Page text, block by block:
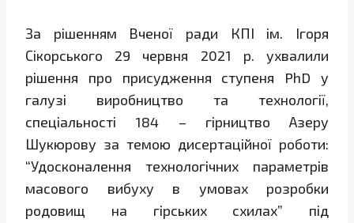
За рішенням Вченої ради КПІ ім. Ігоря
Сікорського 29 червня 2021 р. ухвалили
рішення про присудження ступеня PhD у
галузі виробництво та технології,
спеціальності 184 – гірництво Азеру
Шукюрову за темою дисертаційної роботи:
“Удосконалення технологічних параметрів
масового вибуху в умовах розробки
родовищ на гірських схилах” під